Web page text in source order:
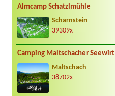
Almcamp Schatzlmühle
Scharnstein
39309x
Camping Maltschacher Seewirt
Maltschach
38702x